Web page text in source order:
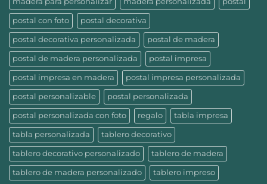
postal con foto postal decorativa
postal decorativa personalizada postal de madera
postal de madera personalizada postal impresa
postal impresa en madera postal impresa personalizada
postal personalizable postal personalizada
postal personalizada con foto regalo tabla impresa
tabla personalizada tablero decorativo
tablero decorativo personalizado tablero de madera
tablero de madera personalizado tablero impreso